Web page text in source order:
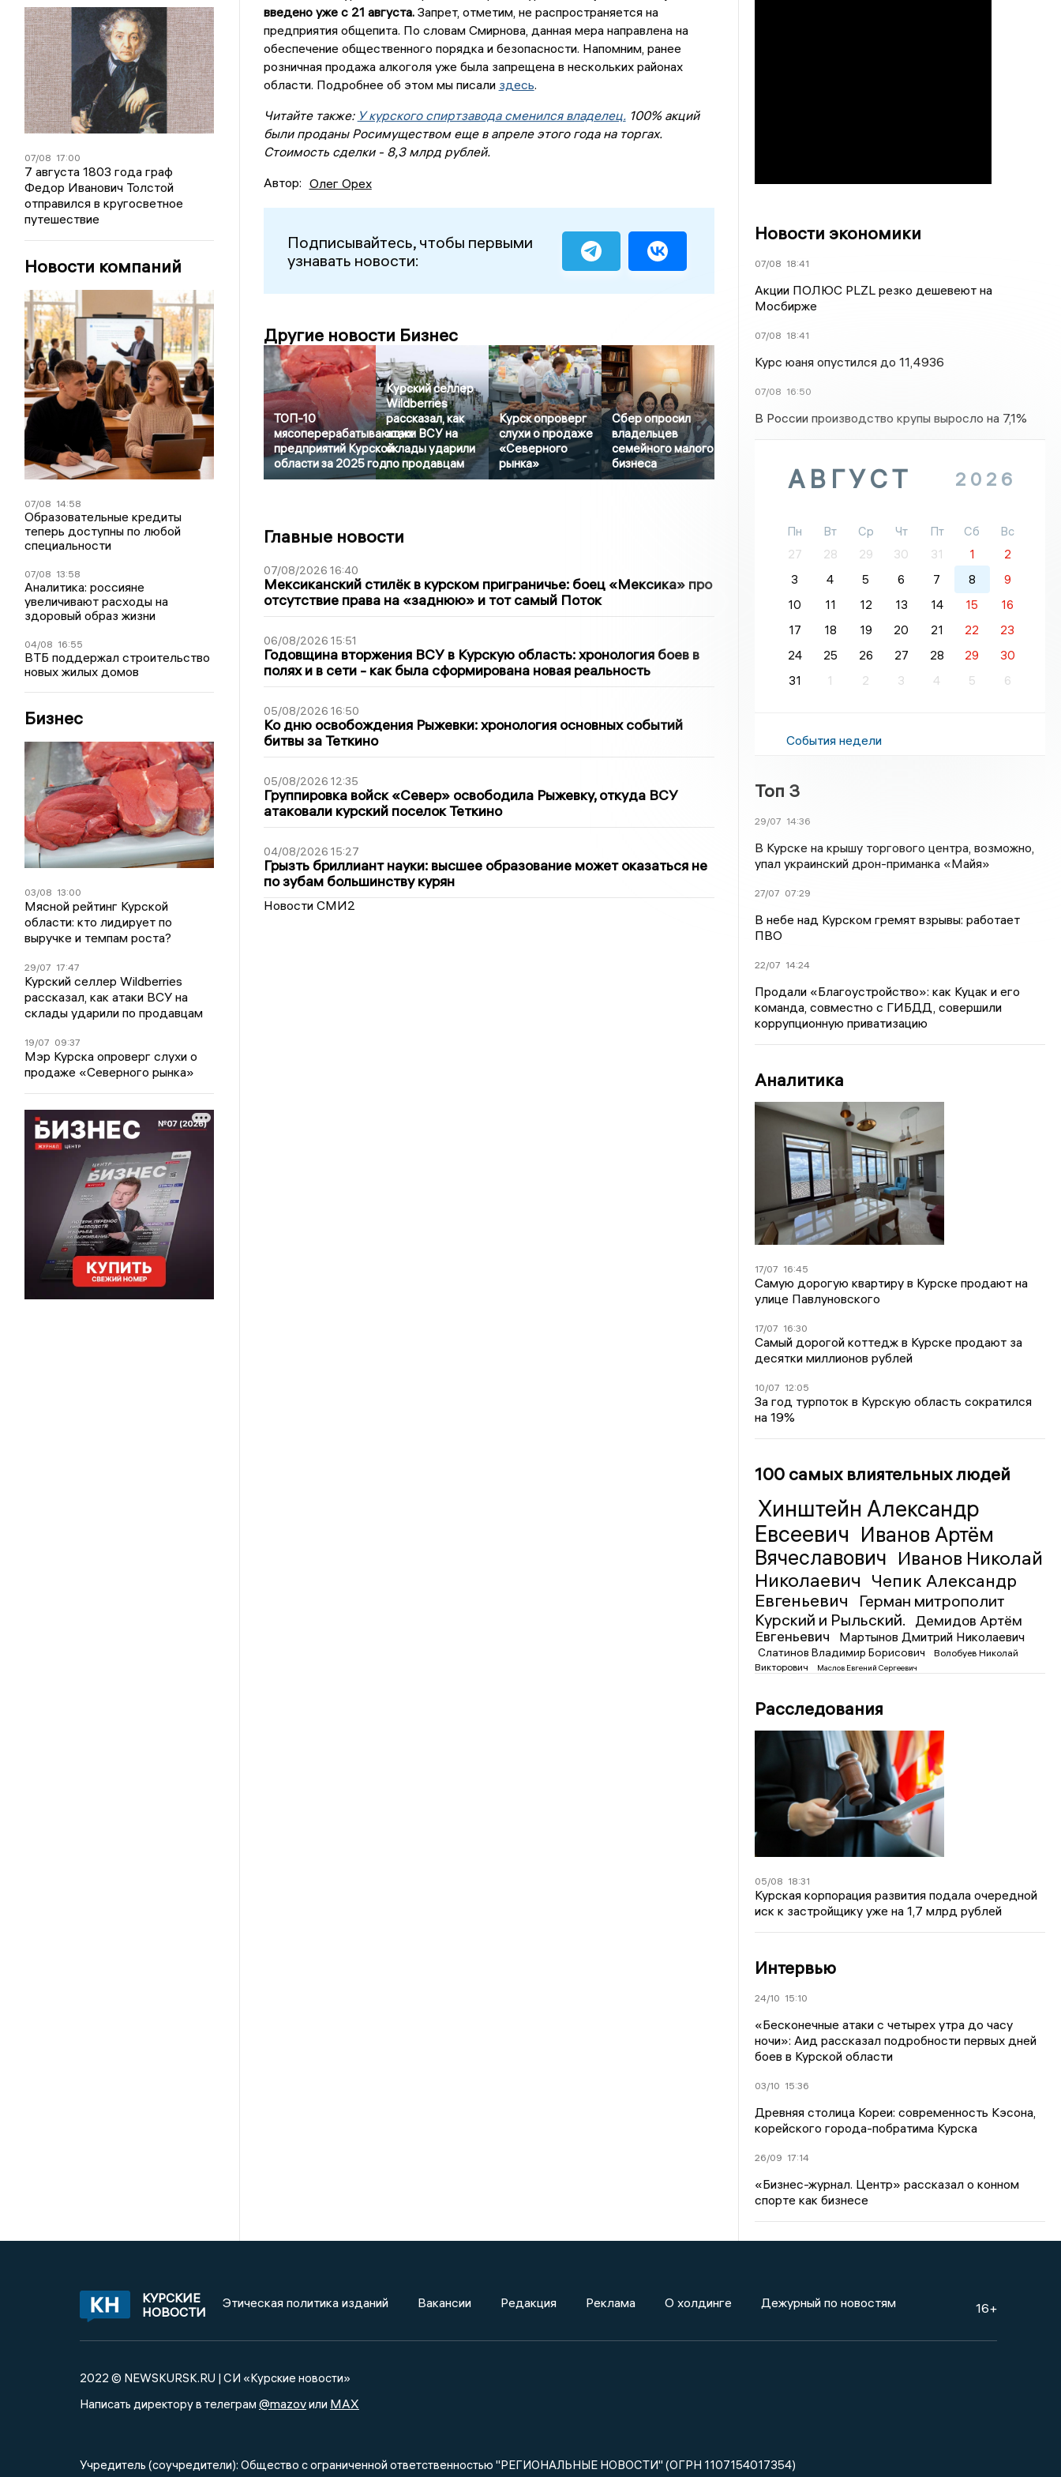
07/08 17:00
7 августа 1803 года граф
Федор Иванович Толстой
отправился в кругосветное
путешествие
Новости компаний
07/08 14:58
Образовательные кредиты
теперь доступны по любой
специальности
07/08 13:58
Аналитика: россияне
увеличивают расходы на
здоровый образ жизни
04/08 16:55
ВТБ поддержал строительство
новых жилых домов
Бизнес
03/08 13:00
Мясной рейтинг Курской
области: кто лидирует по
выручке и темпам роста?
29/07 17:47
Курский селлер Wildberries
рассказал, как атаки ВСУ на
склады ударили по продавцам
19/07 09:37
Мэр Курска опроверг слухи о
продаже «Северного рынка»
введено уже с 21 августа.Запрет, отметим, не распространяется на
предприятия общепита. По словам Смирнова, данная мера направлена на
обеспечение общественного порядка и безопасности. Напомним, ранее
розничная продажа алкоголя уже была запрещена в нескольких районах
области. Подробнее об этом мы писали здесь.
Читайте также: У курского спиртзавода сменился владелец.100% акций
были проданы Росимуществом еще в апреле этого года на торгах.
Стоимость сделки - 8,3 млрд рублей.
Автор: Олег Орех
Подписывайтесь, чтобы первыми
узнавать новости:
Другие новости Бизнес
ТОП-10
мясоперерабатывающих
предприятий Курской
области за 2025 год
Курский селлер
Wildberries
рассказал, как
атаки ВСУ на
склады ударили
по продавцам
Курск опроверг
слухи о продаже
«Северного
рынка»
Сбер опросил
владельцев
семейного малого
бизнеса
Главные новости
07/08/2026 16:40
Мексиканский стилёк в курском приграничье: боец «Мексика» про
отсутствие права на «заднюю» и тот самый Поток
06/08/2026 15:51
Годовщина вторжения ВСУ в Курскую область: хронология боев в
полях и в сети - как была сформирована новая реальность
05/08/2026 16:50
Ко дню освобождения Рыжевки: хронология основных событий
битвы за Теткино
05/08/2026 12:35
Группировка войск «Север» освободила Рыжевку, откуда ВСУ
атаковали курский поселок Теткино
04/08/2026 15:27
Грызть бриллиант науки: высшее образование может оказаться не
по зубам большинству курян
Новости СМИ2
Новости экономики
07/08 18:41
Акции ПОЛЮС PLZL резко дешевеют на
Мосбирже
07/08 18:41
Курс юаня опустился до 11,4936
07/08 16:50
В России производство крупы выросло на 7,1%
АВГУСТ 2026
Пн Вт Ср Чт Пт Сб
Вс
27
28 29 30 31 1
2
3
4 5 6 7 8
9
10
11 12 13 14 15
16
17
18 19 20 21 22
23
24
25 26 27 28 29
30
31
1 2 3 4 5 6
События недели
Топ 3
29/07 14:36
В Курске на крышу торгового центра, возможно,
упал украинский дрон-приманка «Майя»
27/07 07:29
В небе над Курском гремят взрывы: работает
ПВО
22/07 14:24
Продали «Благоустройство»: как Куцак и его
команда, совместно с ГИБДД, совершили
коррупционную приватизацию
Аналитика
17/07 16:45
Самую дорогую квартиру в Курске продают на
улице Павлуновского
17/07 16:30
Самый дорогой коттедж в Курске продают за
десятки миллионов рублей
10/07 12:05
За год турпоток в Курскую область сократился
на 19%
100 самых влиятельных людей
Хинштейн Александр
Евсеевич Иванов Артём
Вячеславович Иванов Николай
Николаевич Чепик Александр
Евгеньевич
Герман митрополит
Курский и Рыльский.
Демидов Артём
Евгеньевич
Мартынов Дмитрий Николаевич
Слатинов Владимир Борисович
Волобуев Николай
Викторович
Маслов Евгений Сергеевич
Расследования
05/08 18:31
Курская корпорация развития подала очередной
иск к застройщику уже на 1,7 млрд рублей
Интервью
24/10 15:10
«Бесконечные атаки с четырех утра до часу
ночи»: Аид рассказал подробности первых дней
боев в Курской области
03/10 15:36
Древняя столица Кореи: современность Кэсона,
корейского города-побратима Курска
26/09 17:14
«Бизнес-журнал. Центр» рассказал о конном
спорте как бизнесе
КУРСКИЕ
НОВОСТИ
Этическая политика изданий Вакансии Редакция Реклама О холдинге Дежурный по новостям 16+
2022 © NEWSKURSK.RU | СИ «Курские новости»
Написать директору в телеграм @mazovили MAX
Учредитель (соучредители): Общество с ограниченной ответственностью "РЕГИОНАЛЬНЫЕ НОВОСТИ" (ОГРН 1107154017354)